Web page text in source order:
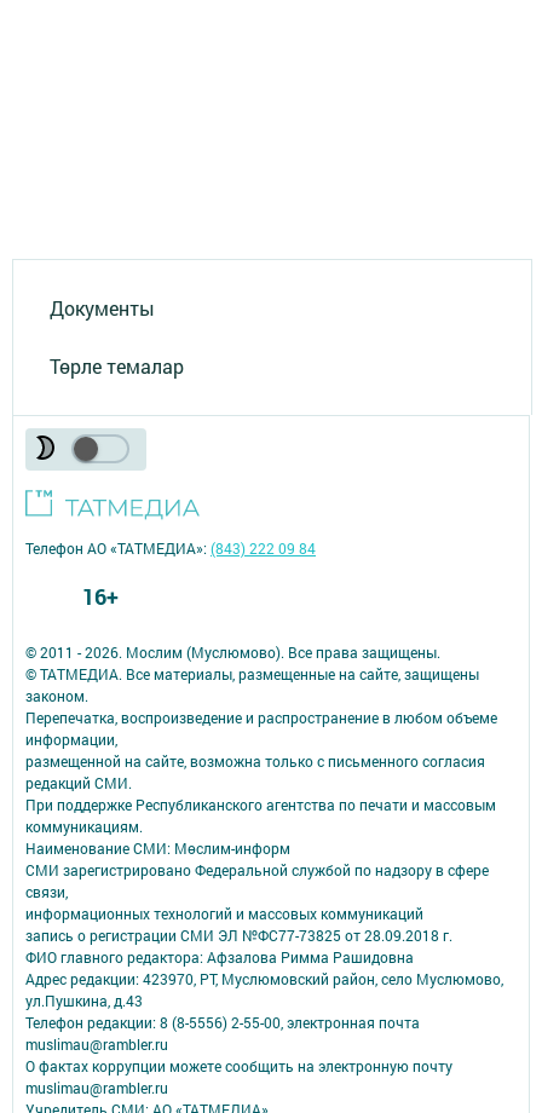
Документы
Төрле темалар
© 2011 - 2026. Мослим (Муслюмово). Все права защищены.
© ТАТМЕДИА. Все материалы, размещенные на сайте, защищены
законом.
Перепечатка, воспроизведение и распространение в любом объеме
информации,
размещенной на сайте, возможна только с письменного согласия
редакций СМИ.
При поддержке Республиканского агентства по печати и массовым
коммуникациям.
Наименование СМИ: Мөслим-информ
СМИ зарегистрировано Федеральной службой по надзору в сфере
связи,
информационных технологий и массовых коммуникаций
запись о регистрации СМИ ЭЛ №ФС77-73825 от 28.09.2018 г.
ФИО главного редактора: Афзалова Римма Рашидовна
Адрес редакции: 423970, РТ, Муслюмовский район, село Муслюмово,
ул.Пушкина, д.43
Телефон редакции: 8 (8-5556) 2-55-00, электронная почта
muslimau@rambler.ru
О фактах коррупции можете сообщить на электронную почту
muslimau@rambler.ru
Телефон АО «ТАТМЕДИА»:(843) 222 09 84
16+